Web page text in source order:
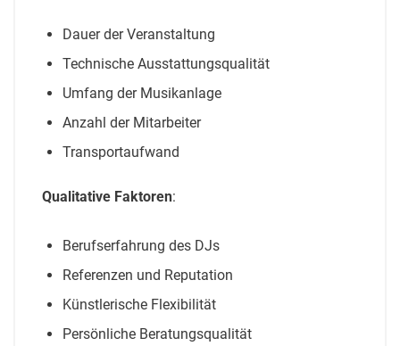
Dauer der Veranstaltung
Technische Ausstattungsqualität
Umfang der Musikanlage
Anzahl der Mitarbeiter
Transportaufwand
Qualitative Faktoren:
Berufserfahrung des DJs
Referenzen und Reputation
Künstlerische Flexibilität
Persönliche Beratungsqualität